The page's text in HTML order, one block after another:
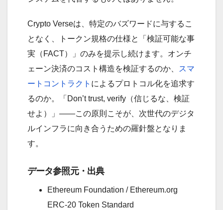
Crypto Verseは、特定のバズワードに与するこ
となく、トークン規格の仕様と「検証可能な事
実（FACT）」のみを提示し続けます。オンチ
ェーン決済のコスト構造を検証するのか、 スマ
ートコントラクト によるプロトコル化を追求す
るのか。「Don’t trust, verify（信じるな、検証
せよ）」――この原則こそが、次世代のデジタ
ルインフラに向き合うための羅針盤となりま
す。
データ参照元・出典
Ethereum Foundation / Ethereum.org
ERC-20 Token Standard